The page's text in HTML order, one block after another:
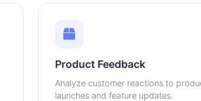
Product Feedback
Analyze customer reactions to
launches and feature updates.